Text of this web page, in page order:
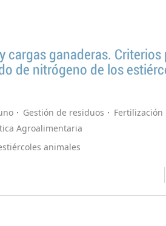
cargas ganaderas. Criterios
de nitrógeno de los
Gestión de residuos
Fertilización
Agroalimentaria
animales